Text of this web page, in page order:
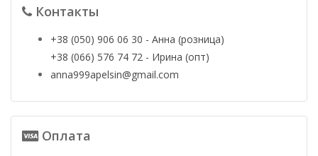
Контакты
+38 (050) 906 06 30 - Анна (розница)
+38 (066) 576 74 72 - Ирина (опт)
anna999apelsin@gmail.com
Оплата